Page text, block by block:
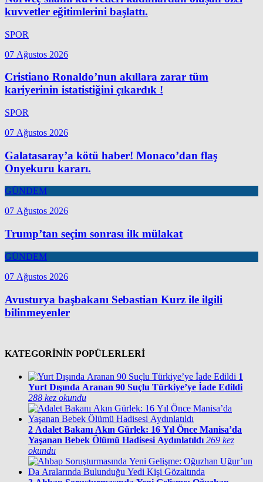
kuvvetler eğitimlerini başlattı.
SPOR
07 Ağustos 2026
Cristiano Ronaldo’nun akıllara zarar tüm
kariyerinin istatistiğini çıkardık !
SPOR
07 Ağustos 2026
Galatasaray’a kötü haber! Monaco’dan flaş
Onyekuru kararı.
GÜNDEM
07 Ağustos 2026
Trump’tan seçim sonrası ilk mülakat
GÜNDEM
07 Ağustos 2026
Avusturya başbakanı Sebastian Kurz ile ilgili
bilinmeyenler
KATEGORİNİN POPÜLERLERİ
1
Yurt Dışında Aranan 90 Suçlu Türkiye’ye İade Edildi
288 kez okundu
2 Adalet Bakanı Akın Gürlek: 16 Yıl Önce Manisa’da
Yaşanan Bebek Ölümü Hadisesi Aydınlatıldı 269 kez
okundu